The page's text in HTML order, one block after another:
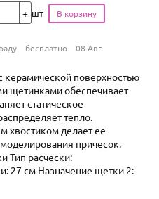
шт
бесплатно 08 Авг
поверхностью
щетинками обеспечивает
статическое
тепло.
хвостиком делает ее
причесок.
Тип расчески:
27 см Назначение щетки 2: